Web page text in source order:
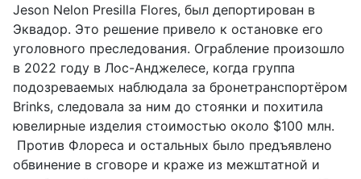
Jeson Nelon Presilla Flores, был депортирован в
Эквадор. Это решение привело к остановке его
уголовного преследования. Ограбление произошло
в 2022 году в Лос-Анджелесе, когда группа
подозреваемых наблюдала за бронетранспортёром
Brinks, следовала за ним до стоянки и похитила
ювелирные изделия стоимостью около $100 млн.
Против Флореса и остальных было предъявлено
обвинение в сговоре и краже из межштатной и